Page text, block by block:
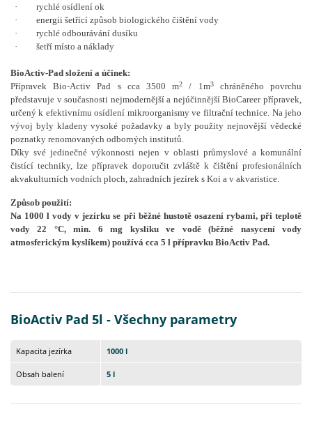
·
rychlé osídlení ok
·
energii šetřící způsob biologického čištění vody
·
rychlé odbourávání dusíku
·
šetří místo a náklady
BioActiv-Pad složení a účinek:
Přípravek Bio-Activ Pad s cca 3500 m2 / 1m3chráněného povrchu
představuje v současnosti nejmodernější a nejúčinnější BioCareer přípravek,
určený k efektivnímu osídlení mikroorganismy ve filtrační technice. Na jeho
vývoj byly kladeny vysoké požadavky a byly použity nejnovější vědecké
poznatky renomovaných odborných institutů.
Díky své jedinečné výkonnosti nejen v oblasti průmyslové a komunální
čistící techniky, lze přípravek doporučit zvláště k čištění profesionálních
akvakulturních vodních ploch, zahradních jezírek s Koi a v akvaristice.
Způsob použití:
Na 1000 l vody v jezírku se při běžné hustotě osazení rybami, při teplotě
vody 22 °C, min. 6 mg kyslíku ve vodě (běžné nasycení vody
atmosferickým kyslíkem) používá cca 5 l přípravku BioActiv Pad.
BioActiv Pad 5l - Všechny parametry
Kapacita jezírka 1000 l
Obsah balení 5 l